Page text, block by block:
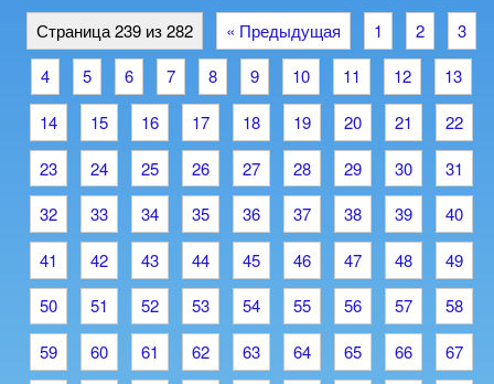
Страница 239 из 282 « Предыдущая 1 2
3
4
5 6 7 8 9 10 11 12
13
14
15 16 17 18 19 20 21
22
23
24 25 26 27 28 29 30
31
32
33 34 35 36 37 38 39
40
41
42 43 44 45 46 47 48
49
50
51 52 53 54 55 56 57
58
59
60 61 62 63 64 65 66
67